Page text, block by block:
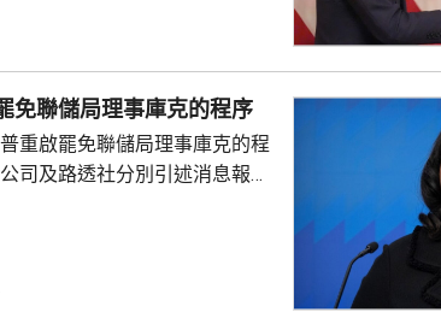
以來關係非常密切，一直會討
特朗普可能試圖影響聯儲局決
示，沃什6月沒與特朗普通話
財長貝森特進行三次早餐
免聯儲局理事庫克的程序
重啟罷免聯儲局理事庫克的程
司及路透社分別引述消息報
疑，因此特朗普正考慮撒銷她